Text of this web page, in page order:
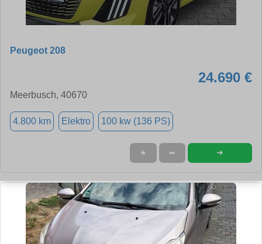
Peugeot 208
24.690 €
Meerbusch, 40670
4.800 km Elektro 100 kw (136 PS)
★ ➦ ➜